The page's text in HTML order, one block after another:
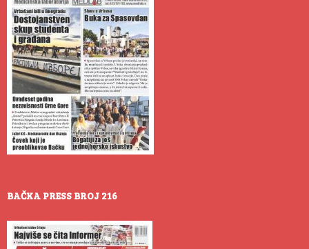
BAČKA PRESS BROJ 216